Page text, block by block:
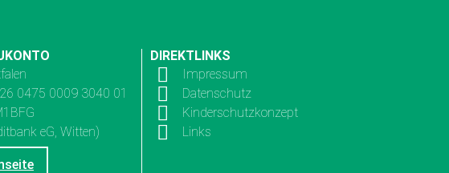
0475 0009 3040 01
eG, Witten)
DIREKTLINKS
Impressum
Datenschutz
Kinderschutzkonzept
Links